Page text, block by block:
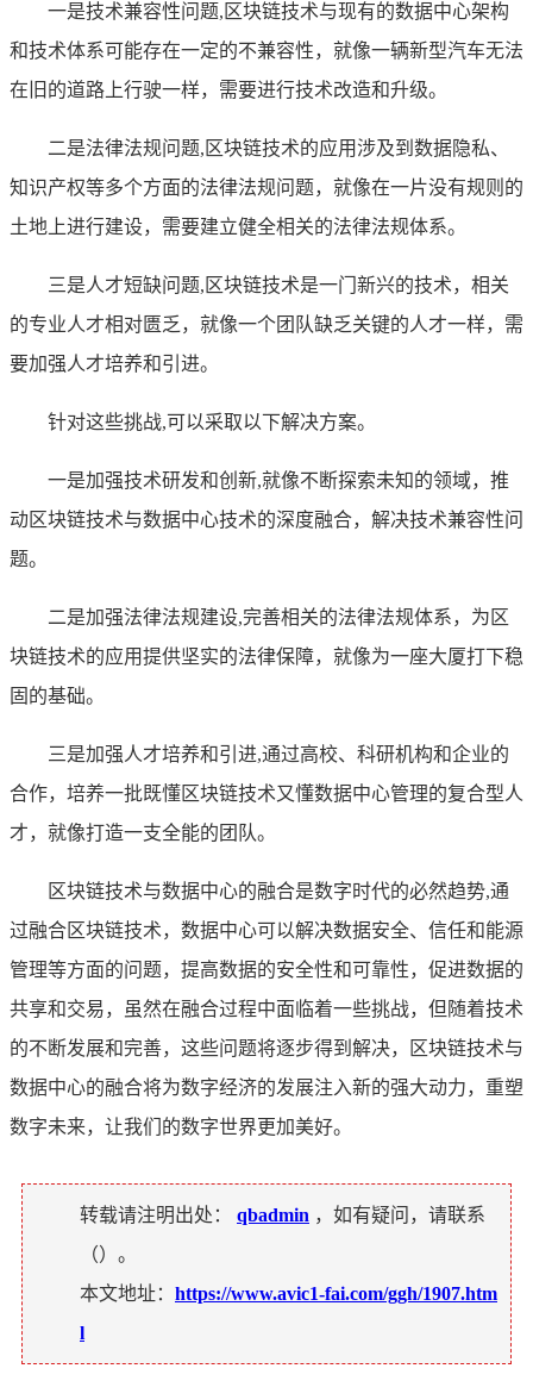
一是技术兼容性问题,区块链技术与现有的数据中心架构
和技术体系可能存在一定的不兼容性，就像一辆新型汽车无法
在旧的道路上行驶一样，需要进行技术改造和升级。
二是法律法规问题,区块链技术的应用涉及到数据隐私、
知识产权等多个方面的法律法规问题，就像在一片没有规则的
土地上进行建设，需要建立健全相关的法律法规体系。
三是人才短缺问题,区块链技术是一门新兴的技术，相关
的专业人才相对匮乏，就像一个团队缺乏关键的人才一样，需
要加强人才培养和引进。
针对这些挑战,可以采取以下解决方案。
一是加强技术研发和创新,就像不断探索未知的领域，推
动区块链技术与数据中心技术的深度融合，解决技术兼容性问
题。
二是加强法律法规建设,完善相关的法律法规体系，为区
块链技术的应用提供坚实的法律保障，就像为一座大厦打下稳
固的基础。
三是加强人才培养和引进,通过高校、科研机构和企业的
合作，培养一批既懂区块链技术又懂数据中心管理的复合型人
才，就像打造一支全能的团队。
区块链技术与数据中心的融合是数字时代的必然趋势,通
过融合区块链技术，数据中心可以解决数据安全、信任和能源
管理等方面的问题，提高数据的安全性和可靠性，促进数据的
共享和交易，虽然在融合过程中面临着一些挑战，但随着技术
的不断发展和完善，这些问题将逐步得到解决，区块链技术与
数据中心的融合将为数字经济的发展注入新的强大动力，重塑
数字未来，让我们的数字世界更加美好。
转载请注明出处： qbadmin ，如有疑问，请联系
（）。
本文地址： https://www.avic1-fai.com/ggh/1907.htm
l